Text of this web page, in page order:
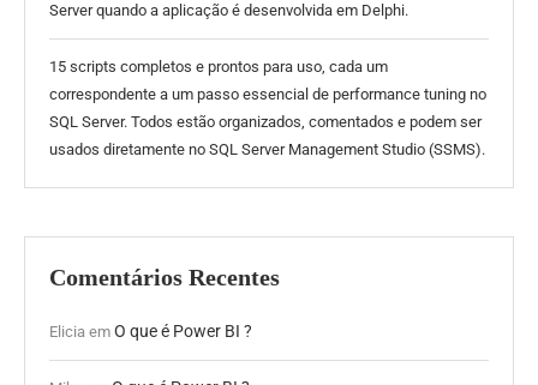
Server quando a aplicação é desenvolvida em Delphi.
15 scripts completos e prontos para uso, cada um
correspondente a um passo essencial de performance tuning no
SQL Server. Todos estão organizados, comentados e podem ser
usados diretamente no SQL Server Management Studio (SSMS).
Comentários Recentes
Elicia em O que é Power BI ?